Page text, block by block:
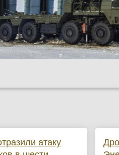
атаку